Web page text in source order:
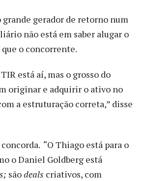
grande gerador de retorno num
não está em saber alugar o
o concorrente.
está aí, mas o grosso do
originar e adquirir o ativo no
a estruturação correta,” disse
“O Thiago está para o
o Daniel Goldberg está
sãodeals criativos, com